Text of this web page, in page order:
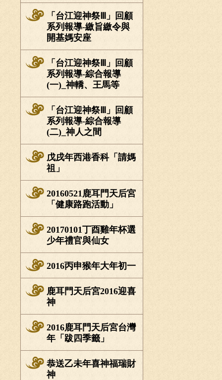
「台江迎神祭Ⅲ」回顧
系列報導-繳旨繳令與
開基媽安座
「台江迎神祭Ⅲ」回顧
系列報導-綜合報導
(一)_神轎、王馬等
「台江迎神祭Ⅲ」回顧
系列報導-綜合報導
(二)_神人之間
戊戌年西港香科「請媽
祖」
20160521鹿耳門天后宮
「健康路跑活動」
20170101丁酉雞年杯選
少年禮官與仙女
2016丙申猴年大年初一
鹿耳門天后宮2016迎喜
神
2016鹿耳門天后宮台灣
年「跋四季籤」
恭送乙未年喜神福瑞財
神